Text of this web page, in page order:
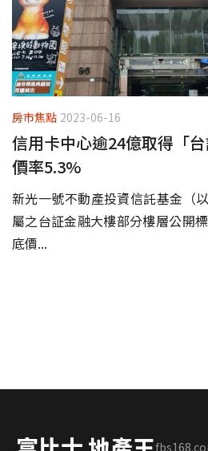
房市焦點 2023-06-16
信用卡中心逾24億取得「
價率5.3%
新光一號不動產投資信託基金（
屬之台証金融大樓部分樓層公開
底價...